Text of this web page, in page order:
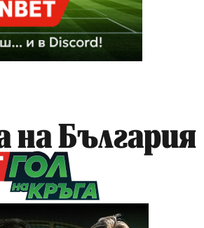
на България